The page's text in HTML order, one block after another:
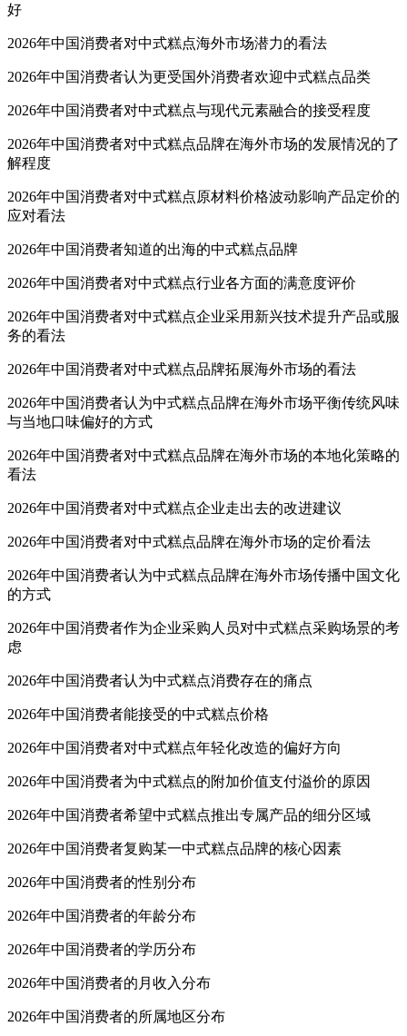
好
2026年中国消费者对中式糕点海外市场潜力的看法
2026年中国消费者认为更受国外消费者欢迎中式糕点品类
2026年中国消费者对中式糕点与现代元素融合的接受程度
2026年中国消费者对中式糕点品牌在海外市场的发展情况的了
解程度
2026年中国消费者对中式糕点原材料价格波动影响产品定价的
应对看法
2026年中国消费者知道的出海的中式糕点品牌
2026年中国消费者对中式糕点行业各方面的满意度评价
2026年中国消费者对中式糕点企业采用新兴技术提升产品或服
务的看法
2026年中国消费者对中式糕点品牌拓展海外市场的看法
2026年中国消费者认为中式糕点品牌在海外市场平衡传统风味
与当地口味偏好的方式
2026年中国消费者对中式糕点品牌在海外市场的本地化策略的
看法
2026年中国消费者对中式糕点企业走出去的改进建议
2026年中国消费者对中式糕点品牌在海外市场的定价看法
2026年中国消费者认为中式糕点品牌在海外市场传播中国文化
的方式
2026年中国消费者作为企业采购人员对中式糕点采购场景的考
虑
2026年中国消费者认为中式糕点消费存在的痛点
2026年中国消费者能接受的中式糕点价格
2026年中国消费者对中式糕点年轻化改造的偏好方向
2026年中国消费者为中式糕点的附加价值支付溢价的原因
2026年中国消费者希望中式糕点推出专属产品的细分区域
2026年中国消费者复购某一中式糕点品牌的核心因素
2026年中国消费者的性别分布
2026年中国消费者的年龄分布
2026年中国消费者的学历分布
2026年中国消费者的月收入分布
2026年中国消费者的所属地区分布